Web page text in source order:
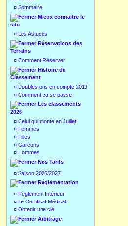
¤ Sommaire
Mieux connaitre le
site
¤ Les Astuces
Réservations des
Terrains
¤ Comment Réserver
Histoire du
Classement
¤ Doubles pris en compte 2019
¤ Comment ça se passe
Les classements
2026
¤ Celui qui monte en Juillet
¤ Femmes
¤ Filles
¤ Garçons
¤ Hommes
Nos Tarifs
¤ Saison 2026/2027
Réglementation
¤ Règlement Intérieur
¤ Le Certificat Médical.
¤ Obtenir une clé
Arbitrage